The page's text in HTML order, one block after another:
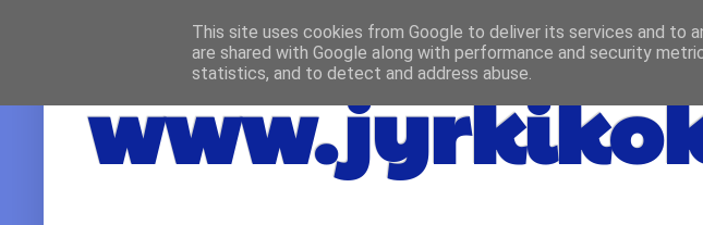
This site uses cookies from Google to deliver its services and to
are shared with Google along with performance and security
statistics, and to detect and address abuse.